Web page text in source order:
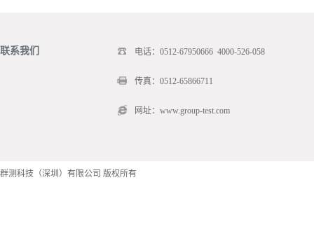
联系我们 电话：0512-67950666 4000-526-058
传真：0512-65866711
网址：www.group-test.com
群测科技（深圳）有限公司 版权所有